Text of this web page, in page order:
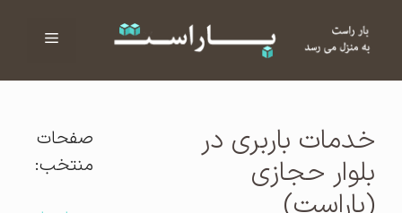
فهرست
خدمات باربری در
بلوار حجازی
صفحات
منتخب: